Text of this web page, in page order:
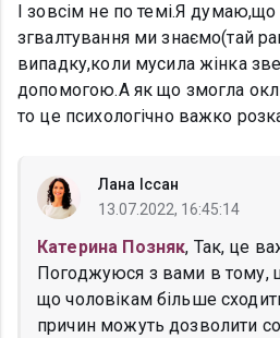
І зовсім не по темі.Я думаю,що
згвалтування ми знаємо(тай
випадку,коли мусила жінка
допомогою.А як що змогла
то це психологічно важко
Лана Іссан
13.07.2022, 16:45:14
Катерина Позняк, Так, це
Погоджуюся з вами в тому,
що чоловікам більше
причин можуть дозволити